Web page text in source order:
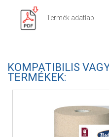
Termék adatlap
KOMPATIBILIS
TERMÉKEK: